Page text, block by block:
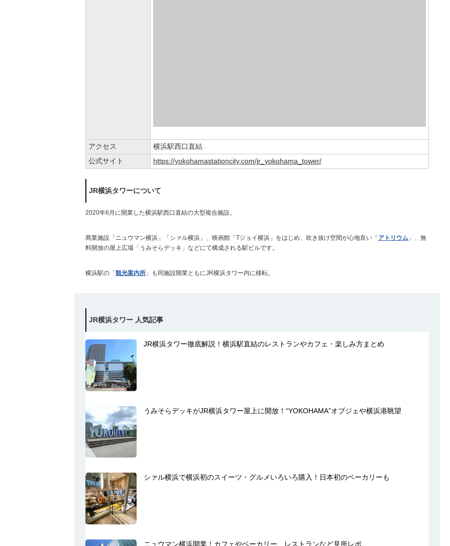
アクセス
横浜駅西口直結
公式サイト
https://yokohamastationcity.com/jr_yokohama_tower/
JR横浜タワーについて
2020年6月に開業した横浜駅西口直結の大型複合施設。
商業施設「ニュウマン横浜」「シァル横浜」、映画館「Tジョイ横浜」をはじめ、吹き抜け空間が心地良い「 アトリウム」、無
料開放の屋上広場「うみそらデッキ」などにて構成される駅ビルです。
横浜駅の「 観光案内所」も同施設開業ともにJR横浜タワー内に移転。
JR横浜タワー 人気記事
JR横浜タワー徹底解説！横浜駅直結のレストランやカフェ・楽しみ方まとめ
うみそらデッキがJR横浜タワー屋上に開放！“YOKOHAMA”オブジェや横浜港眺望
シァル横浜で横浜初のスイーツ・グルメいろいろ購入！日本初のベーカリーも
ニュウマン横浜開業！カフェやベーカリー、レストランなど見所レポ